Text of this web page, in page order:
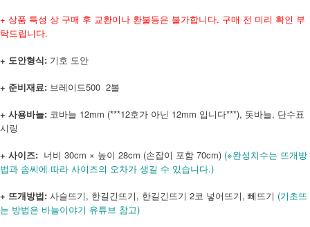
+ 상품 특성 상 구매 후 교환이나 환불등은 불가합니다. 구매 전 미리 확인 부
탁드립니다.
+ 도안형식: 기호 도안
+ 준비재료: 브레이드500 2볼
+ 사용바늘: 코바늘 12mm (***12호가 아닌 12mm 입니다***), 돗바늘, 단수표
시링
+ 사이즈: 너비 30cm × 높이 28cm (손잡이 포함 70cm) (※완성치수는 뜨개방
법과 솜씨에 따라 사이즈의 오차가 생길 수 있습니다.)
+ 뜨개방법: 사슬뜨기, 한길긴뜨기, 한길긴뜨기 2코 넣어뜨기, 뻬뜨기 (기초뜨
는 방법은 바늘이야기 유튜브 참고)